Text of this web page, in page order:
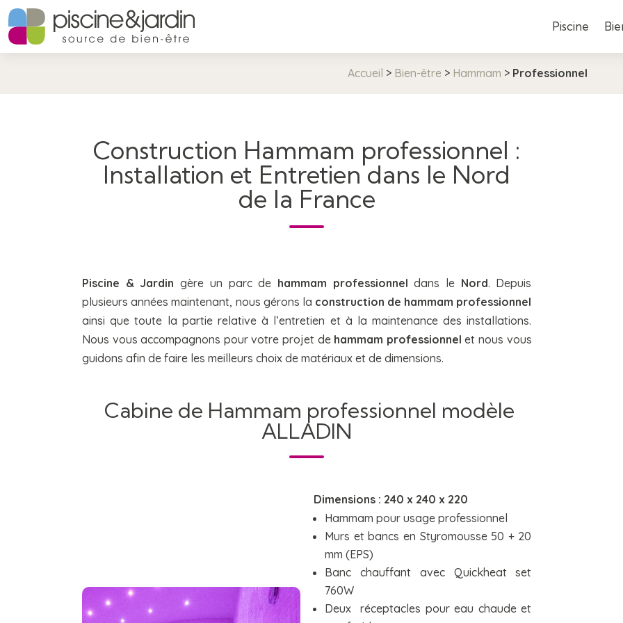
Piscine
Accueil > Bien-être > Hammam > Professionnel
Construction Hammam professionnel :
Installation et Entretien dans le Nord
de la France
Piscine & Jardin gère un parc de hammam professionnel dans le Nord. Depuis
plusieurs années maintenant, nous gérons la construction de hammam professionnel
ainsi que toute la partie relative à l’entretien et à la maintenance des installations.
Nous vous accompagnons pour votre projet de hammam professionnel et nous vous
guidons afin de faire les meilleurs choix de matériaux et de dimensions.
Cabine de Hammam professionnel modèle
ALLADIN
Dimensions : 240 x 240 x 220
Hammam pour usage professionnel
Murs et bancs en Styromousse 50 + 20
mm (EPS)
Banc chauffant avec Quickheat set
760W
Deux réceptacles pour eau chaude et